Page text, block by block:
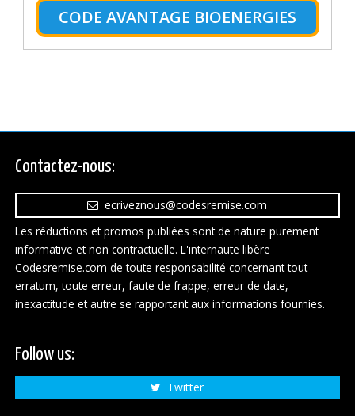
CODE AVANTAGE BIOENERGIES
Contactez-nous:
ecriveznous@codesremise.com
Les réductions et promos publiées sont de nature purement
informative et non contractuelle. L'internaute libère
Codesremise.com de toute responsabilité concernant tout
erratum, toute erreur, faute de frappe, erreur de date,
inexactitude et autre se rapportant aux informations fournies.
Follow us:
Twitter